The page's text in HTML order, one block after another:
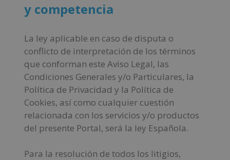
y competencia
La ley aplicable en caso de disputa o
conflicto de interpretación de los términos
que conforman este Aviso Legal, las
Condiciones Generales y/o Particulares, la
Política de Privacidad y la Política de
Cookies, así como cualquier cuestión
relacionada con los servicios y/o productos
del presente Portal, será la ley Española.
Para la resolución de todos los litigios,